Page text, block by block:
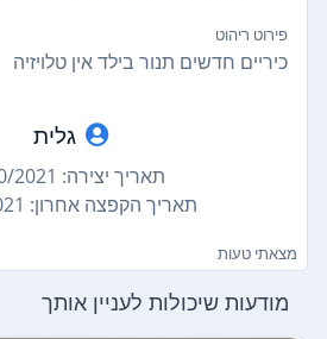
פירוט ריהוט
כיריים חדשים תנור בילד אין טלויזיה
גלית
תאריך יצירה: 02/10/2021
תאריך הקפצה אחרון: 02/10/2021
מצאתי טעות
מודעות שיכולות לעניין אותך